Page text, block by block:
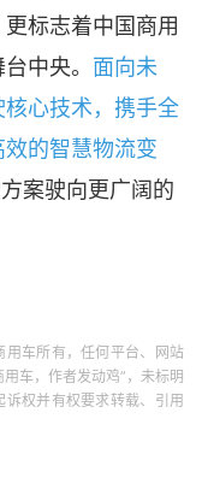
标志着中国商用
中央。 面向未
心技术，携手全
的智慧物流变
案驶向更广阔的
用车所有，任何平台、网站
车，作者发动鸡”，未标明
权并有权要求转载、引用